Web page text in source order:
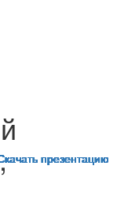
презентацию
презентацию
презентацию
презентацию
презентацию
презентацию
презентацию
презентацию
презентацию
презентацию
презентацию
презентацию
презентацию
презентацию
презентацию
презентацию
презентацию
презентацию
презентацию
презентацию
презентацию
презентацию
презентацию
презентацию
презентацию
презентацию
презентацию
презентацию
презентацию
презентацию